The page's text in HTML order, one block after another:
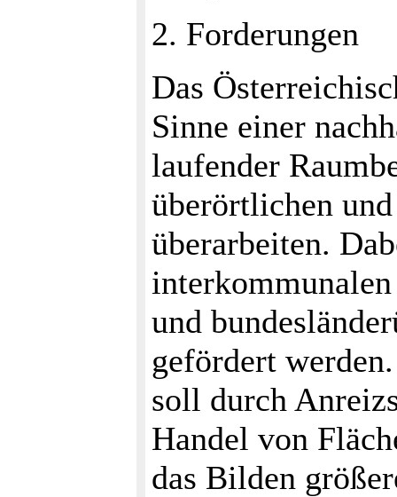
2. Forderungen
Das
Sinne einer
laufender
überörtlichen
überarbeiten.
und
gefördert
soll durch
Handel von
das Bilden